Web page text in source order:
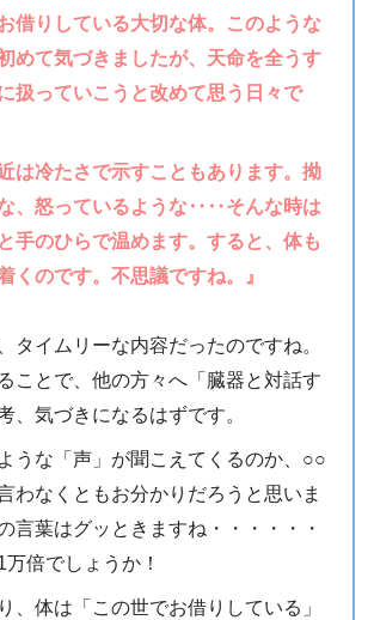
借りしている大切な体。このような
めて気づきましたが、天命を全うす
扱っていこうと改めて思う日々で
は冷たさで示すこともあります。拗
、怒っているような‥‥そんな時は
手のひらで温めます。すると、体も
くのです。不思議ですね。』
タイムリーな内容だったのですね。
ことで、他の方々へ「臓器と対話す
、気づきになるはずです。
うな「声」が聞こえてくるのか、○○
わなくともお分かりだろうと思いま
言葉はグッときますね・・・・・・
倍でしょうか！
、体は「この世でお借りしている」